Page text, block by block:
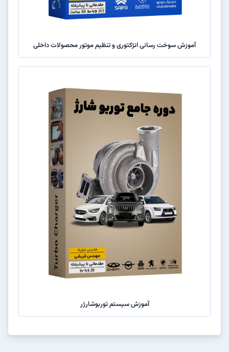
آموزش سوخت رسانی انژکتوری و تنظیم موتور محصولات داخلی
آموزش سیستم توربوشارژر